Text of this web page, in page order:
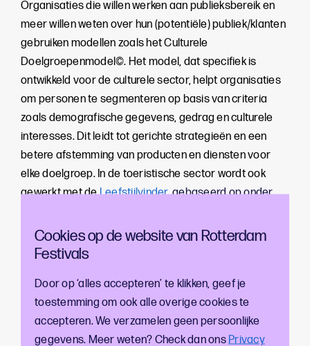
Cookies op de website van Rotterdam
Festivals
Door op ‘alles accepteren’ te klikken, geef je
toestemming om ook alle overige cookies te
accepteren. We verzamelen geen persoonlijke
gegevens. Meer weten? Check dan onsPrivacy
Organisaties die willen werken aan publieksbereik en
meer willen weten over hun (potentiële) publiek/klanten
gebruiken modellen zoals het Culturele
Doelgroepenmodel©. Het model, dat specifiek is
ontwikkeld voor de culturele sector, helpt organisaties
om personen te segmenteren op basis van criteria
zoals demografische gegevens, gedrag en culturele
interesses. Dit leidt tot gerichte strategieën en een
betere afstemming van producten en diensten voor
elke doelgroep. In de toeristische sector wordt ook
gewerkt met deLeefstijlvinder, gebaseerd op onder
Door gebruik te maken van meer dan 5.000
segmentatiemodellen, heeft Rotterdam Festivals de 11
Culturele Doelgroepen vergeleken met de 4 stijlen
(rood, blauw, groen en geel) en de 7 groepen uit de
Leefstijlvinder. Deze analyse vertoont belangrijke